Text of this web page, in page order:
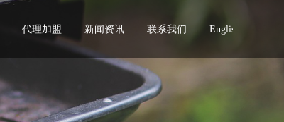
代理加盟 新闻资讯 联系我们 English